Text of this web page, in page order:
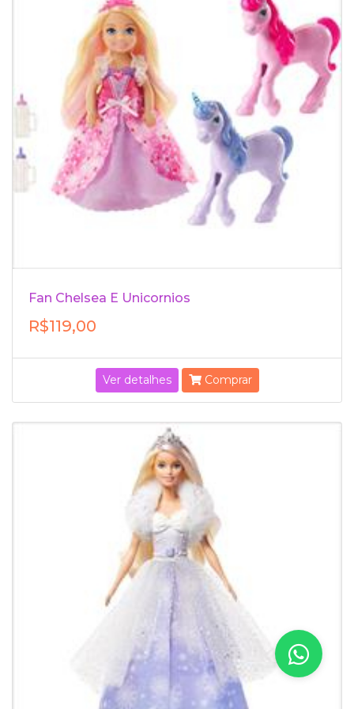
Fan Chelsea E Unicornios
R$119,00
Ver detalhes Comprar